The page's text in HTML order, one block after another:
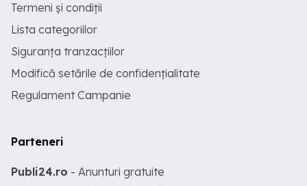
Termeni și condiții
Lista categoriilor
Siguranța tranzacțiilor
Modifică setările de confidențialitate
Regulament Campanie
Parteneri
Publi24.ro - Anunturi gratuite